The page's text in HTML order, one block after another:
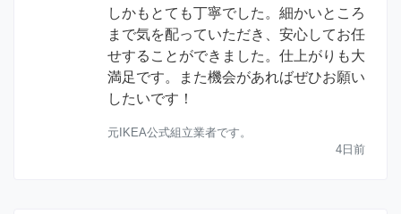
しかもとても丁寧でした。細かいところ
まで気を配っていただき、安心してお任
せすることができました。仕上がりも大
満足です。また機会があればぜひお願い
したいです！
元IKEA公式組立業者です。
4日前